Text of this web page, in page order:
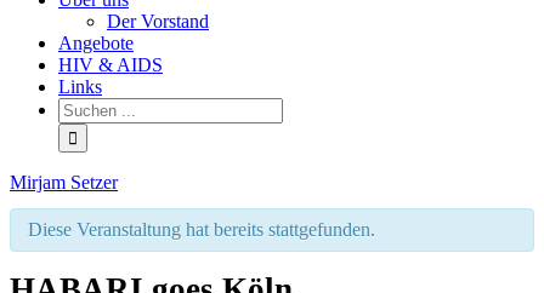
Der Vorstand
Angebote
HIV & AIDS
Links
Mirjam Setzer
Diese Veranstaltung hat bereits stattgefunden.